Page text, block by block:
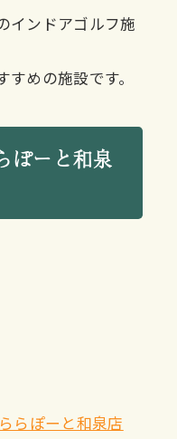
インドアゴルフ施
めの施設です。
ぽーと和泉
らぽーと和泉店